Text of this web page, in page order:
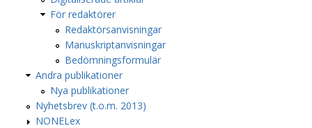
För redaktörer
Redaktörsanvisningar
Manuskriptanvisningar
Bedömningsformulär
Andra publikationer
Nya publikationer
Nyhetsbrev (t.o.m. 2013)
NONELex